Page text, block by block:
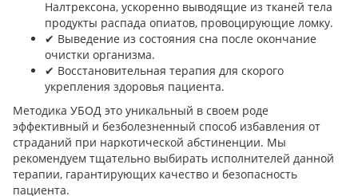
Налтрексона, ускоренно выводящие из тканей тела
продукты распада опиатов, провоцирующие ломку.
✔︎ Выведение из состояния сна после окончание
очистки организма.
✔︎ Восстановительная терапия для скорого
укрепления здоровья пациента.
Методика УБОД это уникальный в своем роде
эффективный и безболезненный способ избавления от
страданий при наркотической абстиненции. Мы
рекомендуем тщательно выбирать исполнителей данной
терапии, гарантирующих качество и безопасность
пациента.